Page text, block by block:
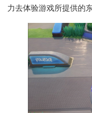
力去体验游戏所提供的东